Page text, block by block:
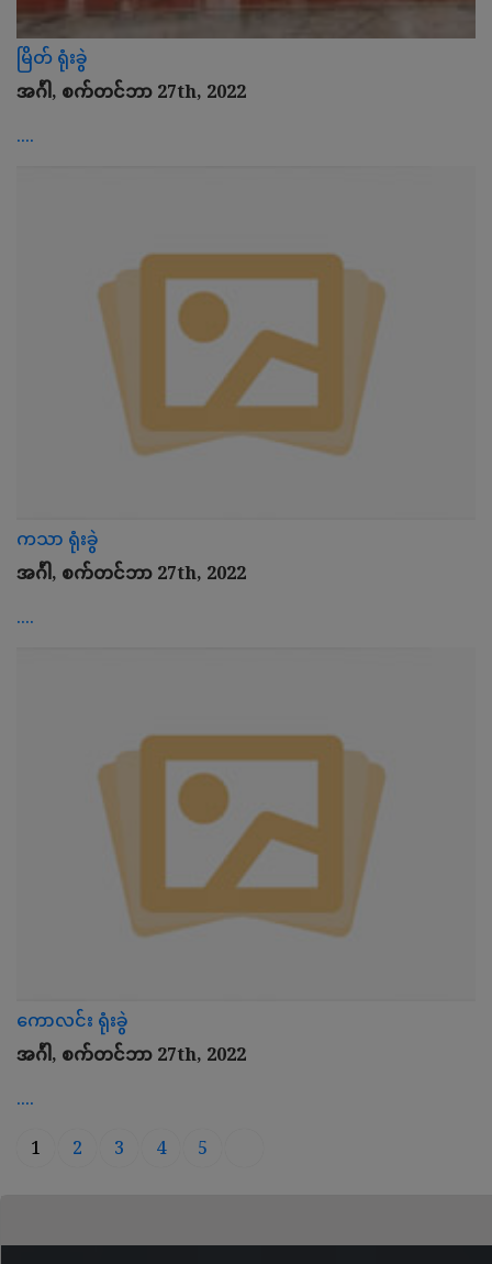
မြိတ် ရုံးခွဲ
အင်္ဂါ, စက်တင်ဘာ 27th, 2022
....
ကသာ ရုံးခွဲ
အင်္ဂါ, စက်တင်ဘာ 27th, 2022
....
ကောလင်း ရုံးခွဲ
အင်္ဂါ, စက်တင်ဘာ 27th, 2022
....
1 2 3 4 5